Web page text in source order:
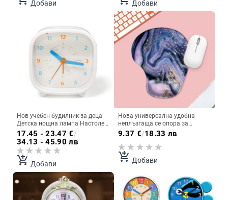
компютър
Добави Добави
Нов учебен будилник за деца
Детска нощна лампа Настолен
часовник Детски будилник за
легло
17.45 - 23.47 €/
34.13 - 45.90 лв
add_shopping_cart Добави
Нова универсална удобна
неплъзгаща се опора за
китката Подложка за мишка
Ергономична подложка за ръце
Подложка за мишка Геймърска
подложка за мишка Подложка
за мишка с маслени бои
9.37 €/18.33 лв
add_shopping_cart Добави